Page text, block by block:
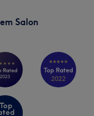
Salon